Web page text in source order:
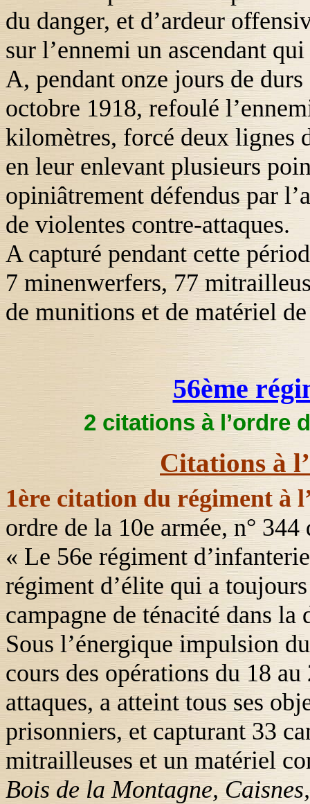
du danger, et d’ardeur
sur l’ennemi un ascendant
A, pendant onze jours de
octobre 1918, refoulé
kilomètres, forcé deux lignes
en leur enlevant plusieurs
opiniâtrement défendus par
de violentes contre-attaques.
A capturé pendant cette
7 minenwerfers, 77
de munitions et de matériel
56ème
2 citations à l’ordre
Citations à
1ère citation du régiment à
ordre de la 10e armée, n°
« Le 56e régiment
régiment d’élite qui a
campagne de ténacité dans la
Sous l’énergique impulsion
cours des opérations du 18
attaques, a atteint tous ses
prisonniers, et capturant 33
mitrailleuses et un matériel
Bois de la Montagne,